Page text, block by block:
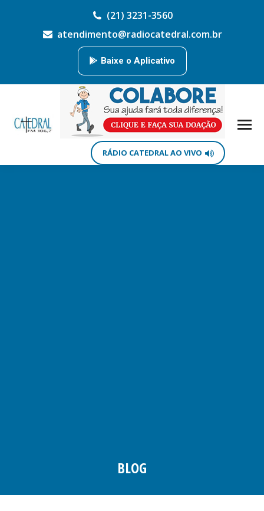
(21) 3231-3560
atendimento@radiocatedral.com.br
Baixe o Aplicativo
RÁDIO CATEDRAL AO VIVO
BLOG